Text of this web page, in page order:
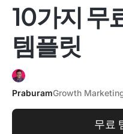
10가지 무
템플릿
PraburamGrowth
무료